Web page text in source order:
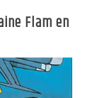
Flam en